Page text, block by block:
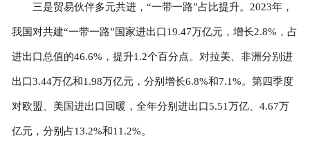
三是贸易伙伴多元共进，“一带一路”占比提升。2023年，
我国对共建“一带一路”国家进出口19.47万亿元，增长2.8%，占
进出口总值的46.6%，提升1.2个百分点。对拉美、非洲分别进
出口3.44万亿和1.98万亿元，分别增长6.8%和7.1%。第四季度
对欧盟、美国进出口回暖，全年分别进出口5.51万亿、4.67万
亿元，分别占13.2%和11.2%。